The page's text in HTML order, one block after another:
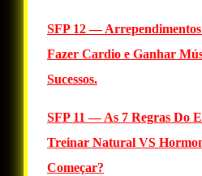
SFP 12 —
Fazer Cardio e Ganhar
Sucessos.
SFP 11 — As 7 Regras Do
Treinar Natural VS
Começar?